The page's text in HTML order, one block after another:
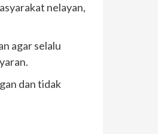
nelayan,
agar selalu
dan tidak